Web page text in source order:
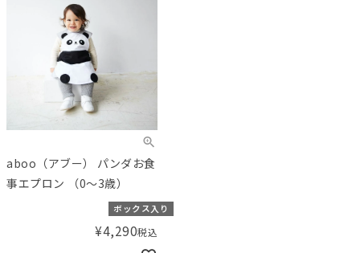
aboo（アブー） パンダお食
事エプロン （0～3歳）
ボックス入り
¥4,290税込